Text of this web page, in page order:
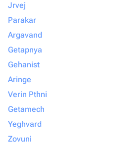
Jrvej
Parakar
Argavand
Getapnya
Gehanist
Aringe
Verin Pthni
Getamech
Yeghvard
Zovuni